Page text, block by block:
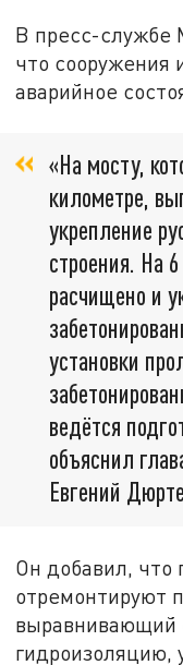
В пресс-службе
что сооружения
аварийное
«На мосту,
километре,
укрепление
строения. На
расчищено и
установки
ведётся
объяснил
Евгений
Он добавил, что
отремонтируют
выравнивающий
гидроизоляцию,